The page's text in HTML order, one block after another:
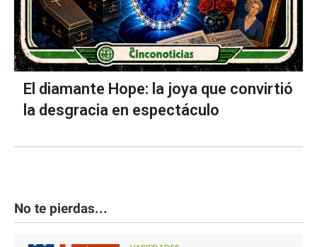
El diamante Hope: la joya que convirtió
la desgracia en espectáculo
No te pierdas...